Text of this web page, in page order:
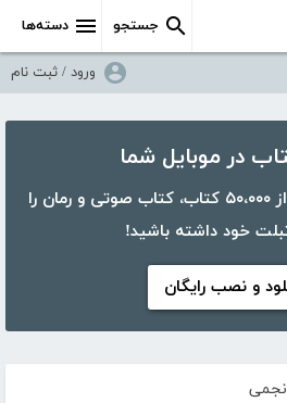
دسته‌ها جستجو
ورود / ثبت نام
با اپلیکیشن کتابراه، بیش از ۵۰،۰۰۰ کتاب، کتاب صوتی و رمان را
خود داشته باشید!
و نصب رایگان